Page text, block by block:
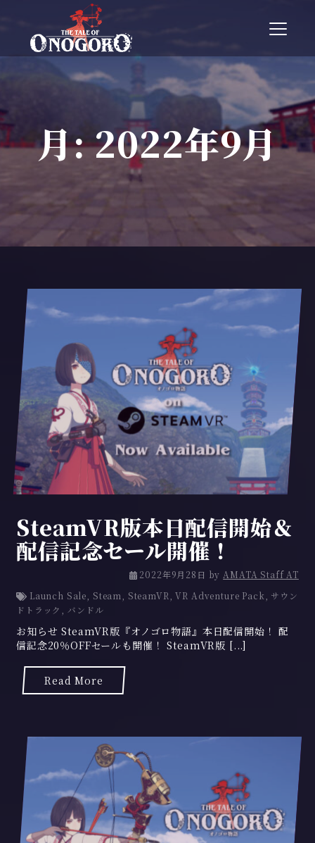
T
g
l
n
v
月:2022年9月
SteamVR版本日配信開始＆
配信記念セール開催！
2022年9月28日 2
2
年
9
byAMATA Staff AT
Launch Sale, Steam, SteamVR,VR Adventure Pack, サウン
ドトラック , バンドル
お知らせ SteamVR版『オノゴロ物語』本日配信開始！ 配
信記念20％OFFセールも開催！ SteamVR版 [...]
Read More